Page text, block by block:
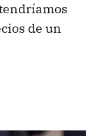
de un